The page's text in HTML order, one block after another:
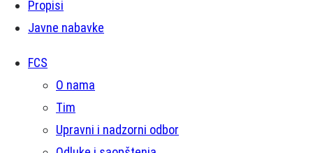
Propisi
Javne nabavke
FCS
O nama
Tim
Upravni i nadzorni odbor